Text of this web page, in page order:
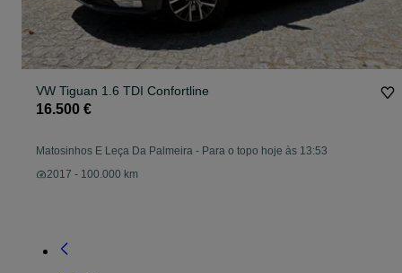
VW Tiguan 1.6 TDI Confortline
16.500 €
Matosinhos E Leça Da Palmeira - Para o topo hoje às 13:53
2017 - 100.000 km